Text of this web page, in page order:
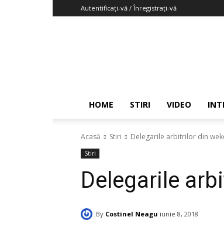
Autentificați-vă / Înregistrați-vă
HOME STIRI VIDEO
Acasă Stiri Delegarile arbitrilor din
Stiri
Delegarile
By Costinel Neagu iunie 8, 2018